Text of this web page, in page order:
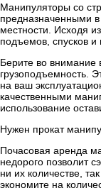
Манипуляторы со
предназначенными
местности. Исходя
подъемов, спусков и
Берите во внимание
грузоподъемность.
на ваш
качественными
использование
Нужен прокат
Почасовая аренда
недорого позволит
ни их количестве,
экономите на